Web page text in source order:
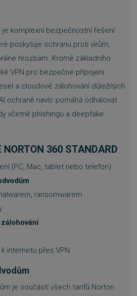
je komplexní bezpečnostní řešení
poskytuje ochranu proti virům,
hrozbám. Kromě základního
VPN pro bezpečné připojení
a cloudové zálohování důležitých
ochraně navíc pomáhá odhalovat
včetně phishingu a deepfake
NORTON 360 STANDARD
(PC, Mac, tablet nebo telefon)
ransomwarem
internetu přes VPN
je součástí všech tarifů Norton